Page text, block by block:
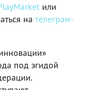
или
на телеграм-
под эгидой